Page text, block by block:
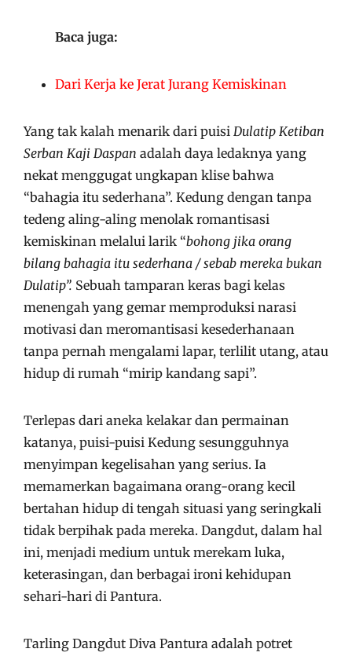
Baca juga:
Dari Kerja ke Jerat Jurang Kemiskinan
Yang tak kalah menarik dari puisi Dulatip Ketiban
Serban Kaji Daspan adalah daya ledaknya yang
nekat menggugat ungkapan klise bahwa
“bahagia itu sederhana”. Kedung dengan tanpa
tedeng aling-aling menolak romantisasi
kemiskinan melalui larik “bohong jika orang
bilang bahagia itu sederhana / sebab mereka bukan
Dulatip”. Sebuah tamparan keras bagi kelas
menengah yang gemar memproduksi narasi
motivasi dan meromantisasi kesederhanaan
tanpa pernah mengalami lapar, terlilit utang, atau
hidup di rumah “mirip kandang sapi”.
Terlepas dari aneka kelakar dan permainan
katanya, puisi-puisi Kedung sesungguhnya
menyimpan kegelisahan yang serius. Ia
memamerkan bagaimana orang-orang kecil
bertahan hidup di tengah situasi yang seringkali
tidak berpihak pada mereka. Dangdut, dalam hal
ini, menjadi medium untuk merekam luka,
keterasingan, dan berbagai ironi kehidupan
sehari-hari di Pantura.
Tarling Dangdut Diva Pantura adalah potret